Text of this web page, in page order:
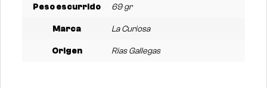
Peso escurrido 69 gr
Marca La Curiosa
Origen Rias Gallegas